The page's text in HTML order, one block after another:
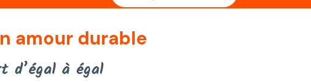
amour durable
d’égal à égal